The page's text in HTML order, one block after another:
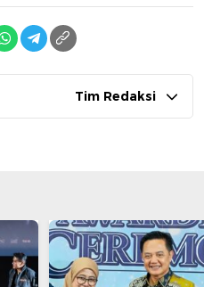
Tim Redaksi